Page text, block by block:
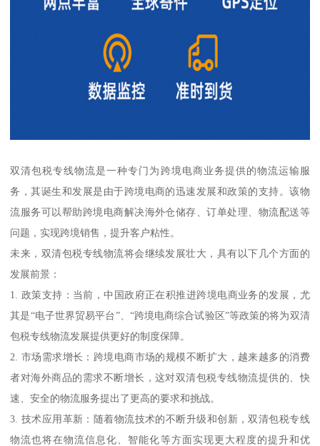
双清包税专线物流是一种专门为跨境电商业务提供的物流运输服
务，其诞生和发展是由于跨境电商的迅速发展和政策的支持。该物
流服务可以帮助跨境电商解决海外仓储存、订单处理、物流配送等
问题，实现跨境销售，提升客户粘性。
未来，双清包税专线物流将会继续发展壮大，具有以下几个方面的
发展前景：
1. 政策支持：当前，中国政府正在积推进跨境电商业务的发展，尤
其是“电子世界贸易平台”、“跨境电商综合试验区”等政策的将为双清
包税专线物流发展提供更好的制度保障。
2. 市场需求增长：跨境电商市场的规模不断扩大，越来越多的消费
者对海外商品的需求不断增长，这对双清包税专线物流提供的、快
速、安全的物流服务提出了更高的要求和挑战。
3. 技术应用革新：随着物流技术的不断升级和创新，双清包税专线
物流也将在物流信息化、智能化等方面实现更大程度的提升和优